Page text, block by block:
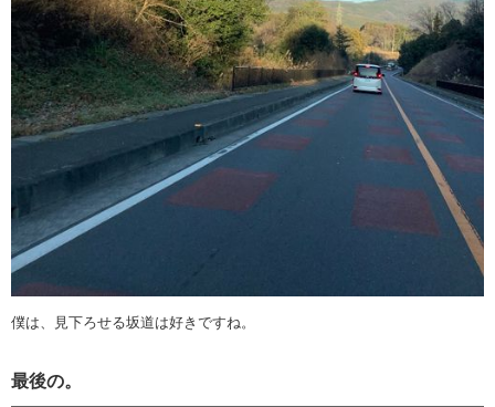
僕は、見下ろせる坂道は好きですね。
最後の。